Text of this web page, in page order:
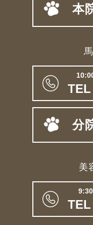
本
TEL
分
美
TEL